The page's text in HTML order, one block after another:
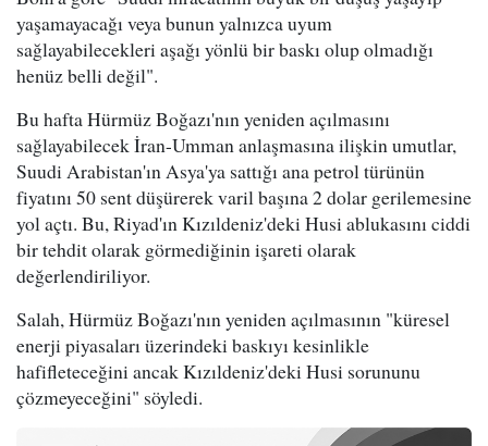
yaşamayacağı veya bunun yalnızca uyum
sağlayabilecekleri aşağı yönlü bir baskı olup olmadığı
henüz belli değil".
Bu hafta Hürmüz Boğazı'nın yeniden açılmasını
sağlayabilecek İran-Umman anlaşmasına ilişkin umutlar,
Suudi Arabistan'ın Asya'ya sattığı ana petrol türünün
fiyatını 50 sent düşürerek varil başına 2 dolar gerilemesine
yol açtı. Bu, Riyad'ın Kızıldeniz'deki Husi ablukasını ciddi
bir tehdit olarak görmediğinin işareti olarak
değerlendiriliyor.
Salah, Hürmüz Boğazı'nın yeniden açılmasının "küresel
enerji piyasaları üzerindeki baskıyı kesinlikle
hafifleteceğini ancak Kızıldeniz'deki Husi sorununu
çözmeyeceğini" söyledi.